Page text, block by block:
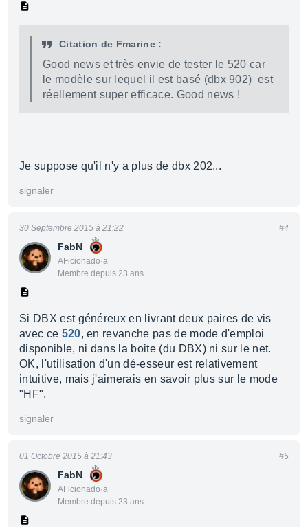
Citation de Fmarine :
Good news et très envie de tester le 520 car
le modèle sur lequel il est basé (dbx 902) est
réellement super efficace. Good news !
Je suppose qu'il n'y a plus de dbx 202...
signaler
FabN
AFicionado·a
Membre depuis 23 ans
30 Septembre 2015 à 21:22 #4
Si DBX est généreux en livrant deux paires de vis
avec ce 520, en revanche pas de mode d'emploi
disponible, ni dans la boite (du DBX) ni sur le net.
OK, l'utilisation d'un dé-esseur est relativement
intuitive, mais j'aimerais en savoir plus sur le mode
"HF".
signaler
FabN
AFicionado·a
Membre depuis 23 ans
01 Octobre 2015 à 21:43 #5